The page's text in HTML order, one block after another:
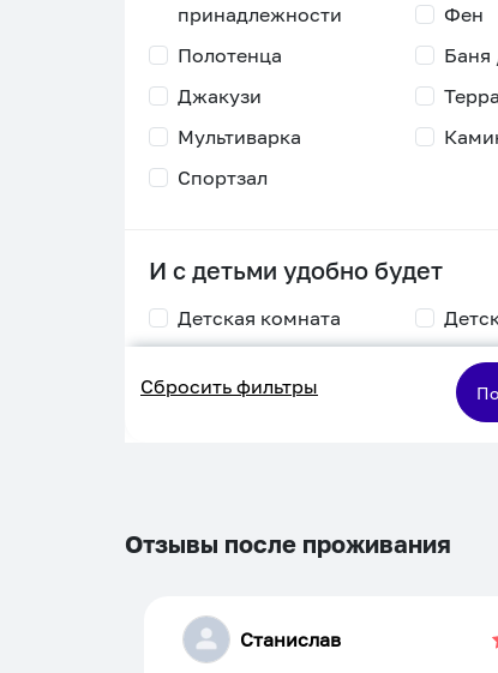
принадлежности
Фен
Полотенца
Джакузи
Баня
Мультиварка
Спортзал
И с детьми удобно будет
Детская комната
кормления
Сбросить фильтры
Отзывы после проживания
Станислав